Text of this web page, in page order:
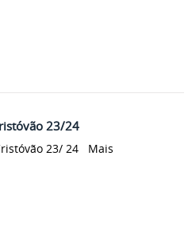
23/24
23/ 24 Mais